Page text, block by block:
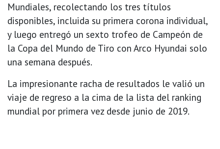
Mundiales, recolectando los tres títulos
disponibles, incluida su primera corona individual,
y luego entregó un sexto trofeo de Campeón de
la Copa del Mundo de Tiro con Arco Hyundai solo
una semana después.
La impresionante racha de resultados le valió un
viaje de regreso a la cima de la lista del ranking
mundial por primera vez desde junio de 2019.